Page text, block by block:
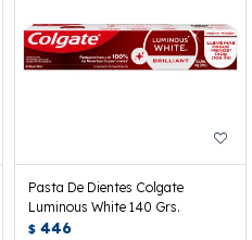
Pasta De Dientes Colgate
Luminous White 140 Grs.
$ 446